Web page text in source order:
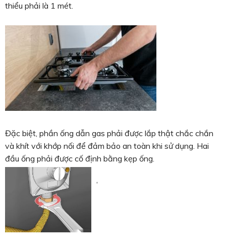
thiểu phải là 1 mét.
Đặc biệt, phần ống dẫn gas phải được lắp thật chắc chắn
và khít với khớp nối để đảm bảo an toàn khi sử dụng. Hai
đầu ống phải được cố định bằng kẹp ống.
‘